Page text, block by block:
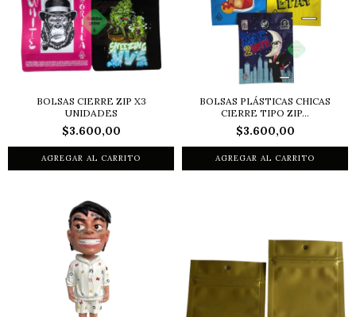
BOLSAS CIERRE ZIP X3
UNIDADES
$3.600,00
BOLSAS PLÁSTICAS CHICAS
CIERRE TIPO ZIP...
$3.600,00